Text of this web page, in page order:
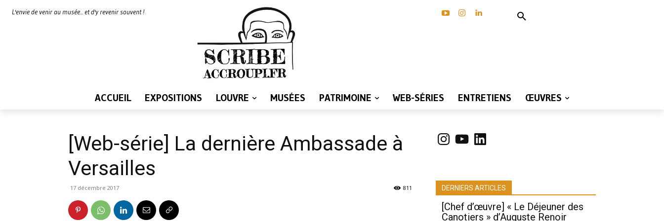
L'envie de venir au musée... et d'y revenir souvent !
ACCUEIL EXPOSITIONS LOUVRE MUSÉES PATRIMOINE WEB-SÉRIES ENTRETIENS ŒUVRES
[Web-série] La dernière Ambassade à
Versailles
17 décembre 2017 811
Instagram
YouTubeLinkedIn
DERNIERS ARTICLES
[Chef d’œuvre] « Le Déjeuner des
Canotiers » d’Auguste Renoir